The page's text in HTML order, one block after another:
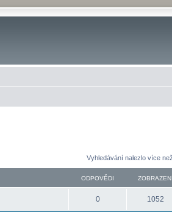
Vyhledávání nalezlo více
ODPOVĚDI ZOBRAZENÍ
0 1052